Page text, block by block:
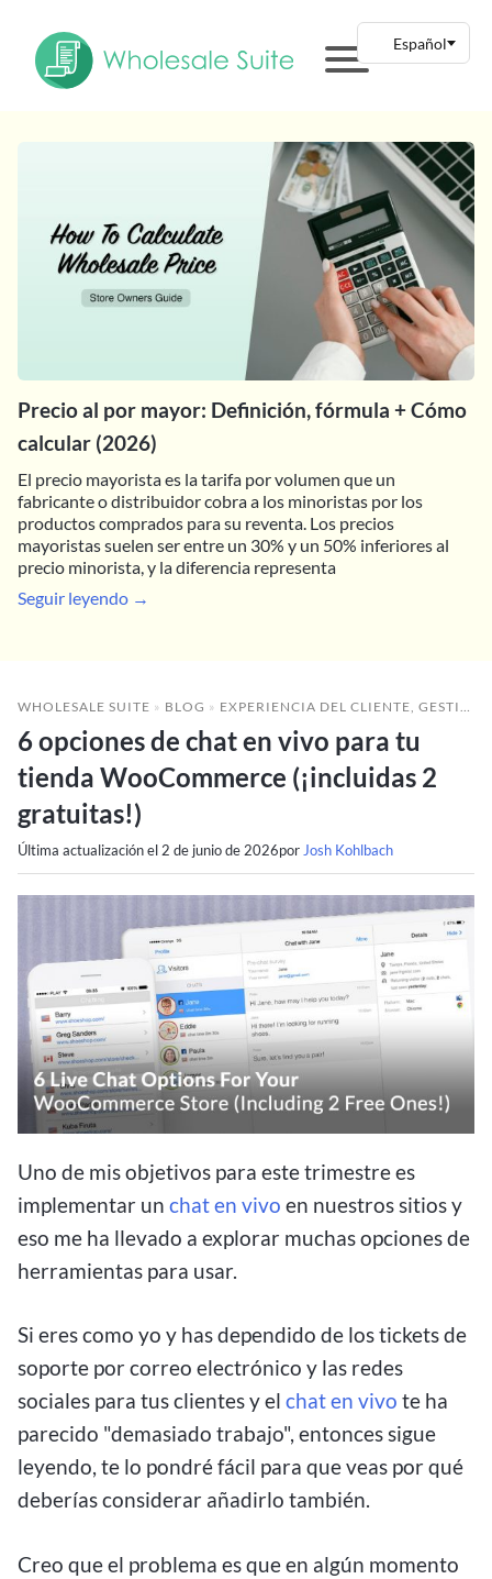
Precio al por mayor: Definición, fórmula + Cómo
calcular (2026)
El precio mayorista es la tarifa por volumen que un
fabricante o distribuidor cobra a los minoristas por los
productos comprados para su reventa. Los precios
mayoristas suelen ser entre un 30% y un 50% inferiores al
precio minorista, y la diferencia representa
Seguir leyendo →
WHOLESALE SUITE » BLOG » EXPERIENCIA DEL CLIENTE GESTIÓN DE PROBLEMAS MAYORISTAS
6 opciones de chat en vivo para tu
tienda WooCommerce (¡incluidas 2
gratuitas!)
Última actualización el 2 de junio de 2026por Josh Kohlbach
Uno de mis objetivos para este trimestre es
implementar un chat en vivo en nuestros sitios y
eso me ha llevado a explorar muchas opciones de
herramientas para usar.
Si eres como yo y has dependido de los tickets de
soporte por correo electrónico y las redes
sociales para tus clientes y el chat en vivo te ha
parecido "demasiado trabajo", entonces sigue
leyendo, te lo pondré fácil para que veas por qué
deberías considerar añadirlo también.
Creo que el problema es que en algún momento